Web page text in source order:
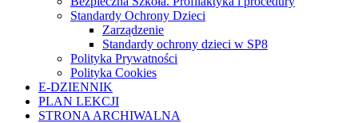
Standardy Ochrony Dzieci
Zarządzenie
Standardy ochrony dzieci w SP8
Polityka Prywatności
Polityka Cookies
E-DZIENNIK
PLAN LEKCJI
STRONA ARCHIWALNA